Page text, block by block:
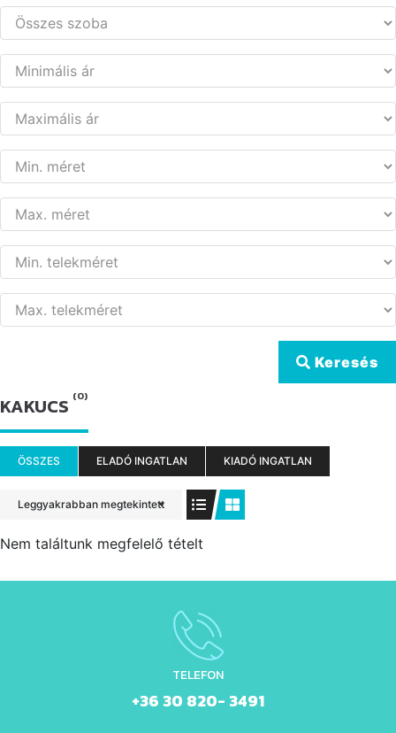
Keresés
KAKUCS (0)
ÖSSZES ELADÓ INGATLAN KIADÓ INGATLAN
Leggyakrabban megtekintett
Nem találtunk megfelelő tételt
TELEFON
+36 30 820- 3491